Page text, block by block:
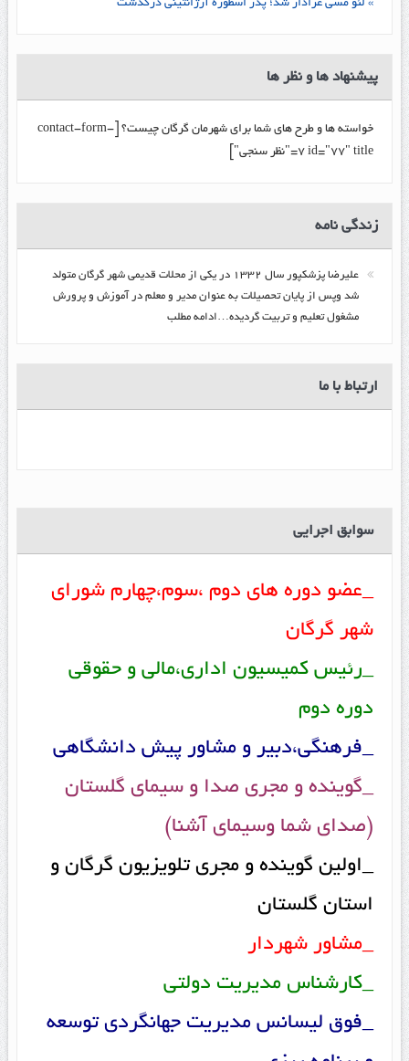
» لئو مسی عزادار شد؛ پدر اسطوره آرژانتینی درگذشت
پیشنهاد ها و نظر ها
خواسته ها و طرح های شما برای شهرمان گرگان چیست؟ [contact-form-
7 id="77" title="نظر سنجی"]
زندگي نامه
عليرضا پزشكپور سال ۱۳۳۲ در یکی از محلات قدیمی شهر گرگان متولد
شد وپس از پایان تحصیلات به عنوان مدیر و معلم در آموزش و پرورش
مشغول تعلیم و تربیت گرديده…ادامه مطلب
ارتباط با ما
سوابق اجرایی
_عضو دوره های دوم ،سوم،چهارم شورای
شهر گرگان
_رئیس کمیسیون اداری،مالی و حقوقی
دوره دوم
_فرهنگی،دبیر و مشاور پیش دانشگاهی
_گوینده و مجری صدا و سیمای گلستان
(صدای شما وسیمای آشنا)
_اولین گوینده و مجری تلویزیون گرگان و
استان گلستان
_مشاور شهردار
_کارشناس مدیریت دولتی
_فوق لیسانس مدیریت جهانگردی توسعه